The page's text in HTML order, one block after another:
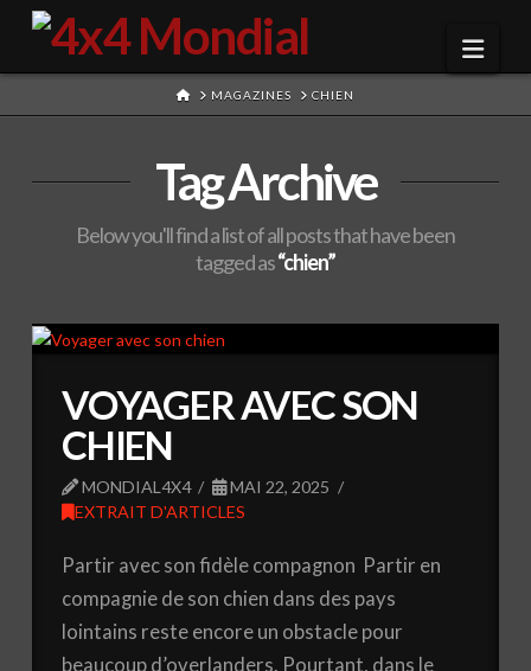
HOMEMAGAZINES CHIEN
Tag Archive
Below you'll find a list of all posts that have been
tagged as“chien”
VOYAGER AVEC SON
CHIEN
MONDIAL4X4
MAI 22, 2025
EXTRAIT D'ARTICLES
Partir avec son fidèle compagnon Partir en
compagnie de son chien dans des pays
lointains reste encore un obstacle pour
beaucoup d’overlanders. Pourtant, dans le